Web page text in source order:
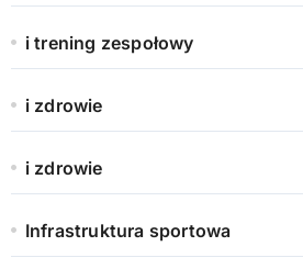
i trening zespołowy
i zdrowie
i zdrowie
Infrastruktura sportowa